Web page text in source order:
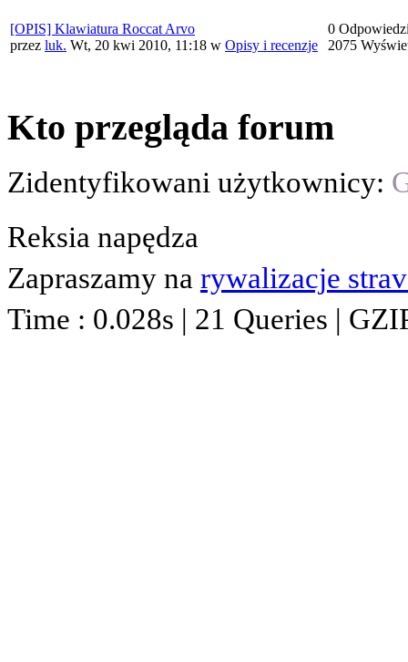
[OPIS] Klawiatura Roccat Arvo
przez luk. Wt, 20 kwi 2010, 11:18 w Opisy i recenzje
0
2075
Kto przegląda forum
Zidentyfikowani użytkownicy:
Reksia napędza
Zapraszamy na rywalizacje
Time : 0.028s | 21 Queries |